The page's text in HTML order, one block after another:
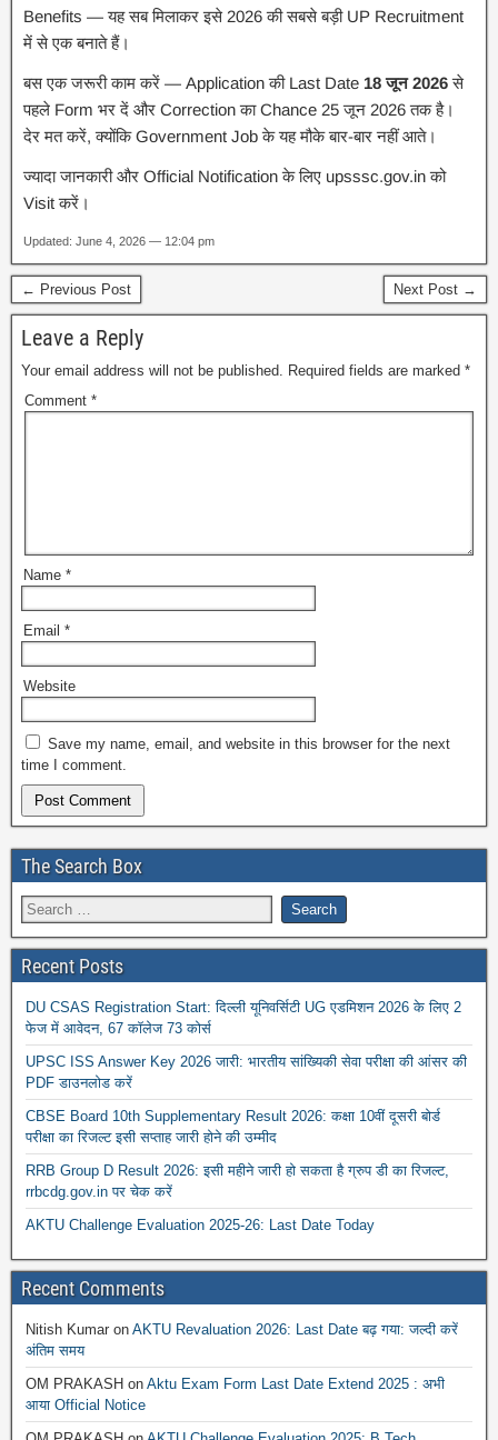
Benefits — यह सब मिलाकर इसे 2026 की सबसे बड़ी UP Recruitment
में से एक बनाते हैं।
बस एक जरूरी काम करें — Application की Last Date 18 जून 2026से
पहले Form भर दें और Correction का Chance 25 जून 2026 तक है।
देर मत करें, क्योंकि Government Job के यह मौके बार-बार नहीं आते।
ज्यादा जानकारी और Official Notification के लिए upsssc.gov.in को
Visit करें।
Updated: June 4, 2026 — 12:04 pm
← Previous Post Next Post →
Leave a Reply
Your email address will not be published. Required fields are marked *
Comment *
Name *
Email *
Website
Save my name, email, and website in this browser for the next
time I comment.
The Search Box
Recent Posts
DU CSAS Registration Start: दिल्ली यूनिवर्सिटी UG एडमिशन 2026 के लिए 2
फेज में आवेदन, 67 कॉलेज 73 कोर्स
UPSC ISS Answer Key 2026 जारी: भारतीय सांख्यिकी सेवा परीक्षा की आंसर की
PDF डाउनलोड करें
CBSE Board 10th Supplementary Result 2026: कक्षा 10वीं दूसरी बोर्ड
परीक्षा का रिजल्ट इसी सप्ताह जारी होने की उम्मीद
RRB Group D Result 2026: इसी महीने जारी हो सकता है ग्रुप डी का रिजल्ट,
rrbcdg.gov.in पर चेक करें
AKTU Challenge Evaluation 2025-26: Last Date Today
Recent Comments
Nitish Kumar on AKTU Revaluation 2026: Last Date बढ़ गया: जल्दी करें
अंतिम समय
OM PRAKASH on Aktu Exam Form Last Date Extend 2025 : अभी
आया Official Notice